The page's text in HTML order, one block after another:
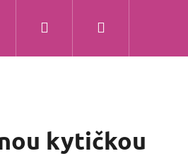
Kontakty
Přihlášení
kytičkou